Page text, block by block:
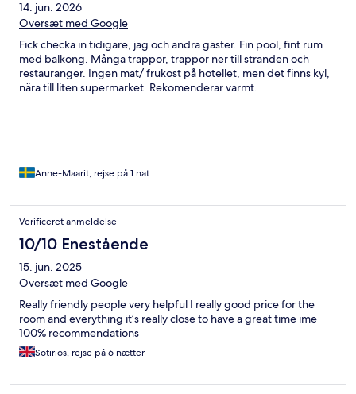
14. jun. 2026
Oversæt med Google
Fick checka in tidigare, jag och andra gäster. Fin pool, fint rum
med balkong. Många trappor, trappor ner till stranden och
restauranger. Ingen mat/ frukost på hotellet, men det finns kyl,
nära till liten supermarket. Rekomenderar varmt.
Anne-Maarit, rejse på 1 nat
Verificeret anmeldelse
10/10 Enestående
15. jun. 2025
Oversæt med Google
Really friendly people very helpful I really good price for the
room and everything it’s really close to have a great time ime
100% recommendations
Sotirios, rejse på 6 nætter